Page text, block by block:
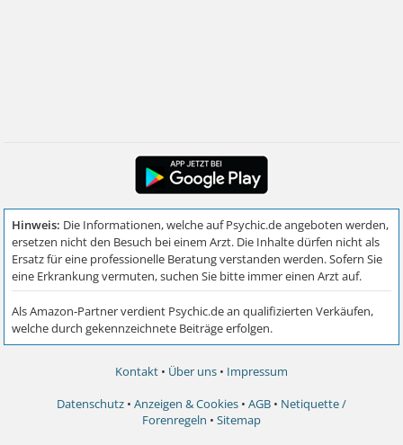
Kontakt • Über uns • Impressum
Datenschutz • Anzeigen & Cookies • AGB • Netiquette /
Forenregeln • Sitemap